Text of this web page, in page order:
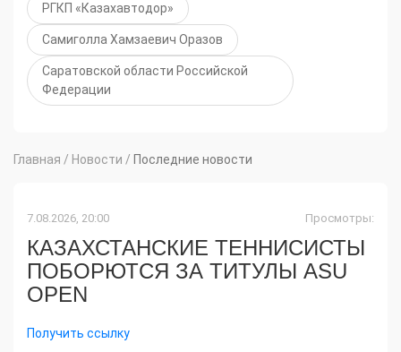
РГКП «Казахавтодор»
Самиголла Хамзаевич Оразов
Саратовской области Российской
Федерации
Главная / Новости / Последние новости
7.08.2026, 20:00 Просмотры:
КАЗАХСТАНСКИЕ ТЕННИСИСТЫ
ПОБОРЮТСЯ ЗА ТИТУЛЫ ASU
OPEN
Получить ссылку